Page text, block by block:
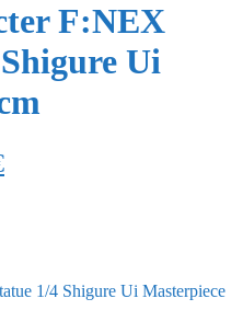
F:NEX
Ui
Aktueller
1/4 Shigure Ui Masterpiece